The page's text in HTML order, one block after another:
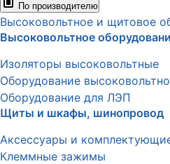
По производителю
Высоковольтное и щитовое
Высоковольтное
Изоляторы высоковольтные
Оборудование
Оборудование для ЛЭП
Щиты и шкафы, шинопровод
Аксессуары и
Клеммные зажимы